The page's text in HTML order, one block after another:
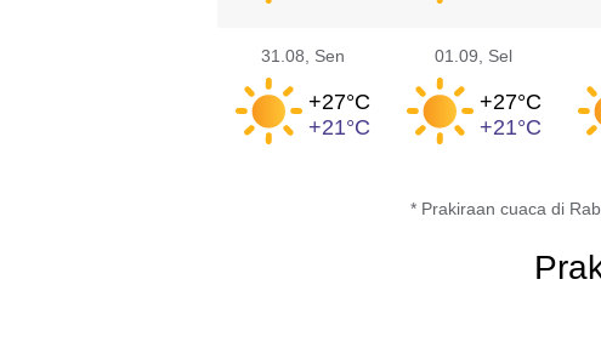
31.08 , Sen
+27°C
+21°C
01.09 , Sel
+27°C
+21°C
* Prakiraan cuaca di